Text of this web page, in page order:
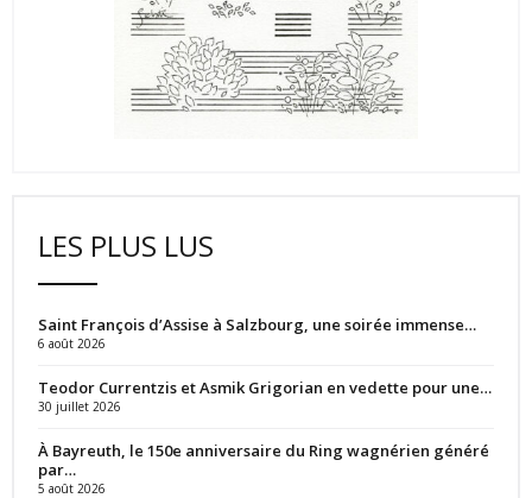
LES PLUS LUS
Saint François d’Assise à Salzbourg, une soirée immense…
6 août 2026
Teodor Currentzis et Asmik Grigorian en vedette pour une…
30 juillet 2026
À Bayreuth, le 150e anniversaire du Ring wagnérien généré
par…
5 août 2026